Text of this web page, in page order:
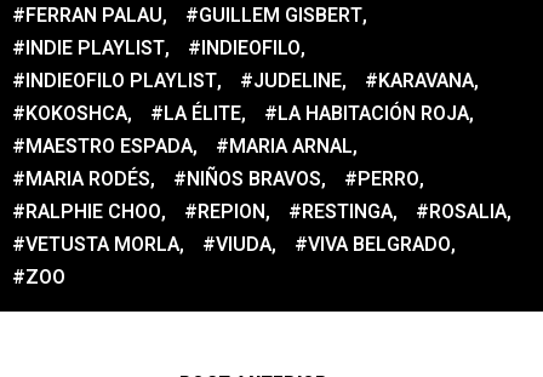
#FERRAN PALAU, #GUILLEM GISBERT,
#INDIE PLAYLIST, #INDIEOFILO,
#INDIEOFILO PLAYLIST, #JUDELINE, #KARAVANA,
#KOKOSHCA, #LA ÉLITE, #LA HABITACIÓN ROJA,
#MAESTRO ESPADA, #MARIA ARNAL,
#MARIA RODÉS, #NIÑOS BRAVOS, #PERRO,
#RALPHIE CHOO, #REPION, #RESTINGA, #ROSALIA,
#VETUSTA MORLA, #VIUDA, #VIVA BELGRADO,
#ZOO